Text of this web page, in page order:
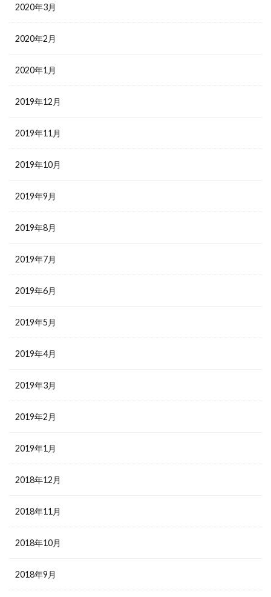
2020年3月
2020年2月
2020年1月
2019年12月
2019年11月
2019年10月
2019年9月
2019年8月
2019年7月
2019年6月
2019年5月
2019年4月
2019年3月
2019年2月
2019年1月
2018年12月
2018年11月
2018年10月
2018年9月